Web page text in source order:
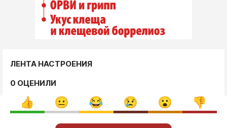
ЛЕНТА НАСТРОЕНИЯ
0 ОЦЕНИЛИ